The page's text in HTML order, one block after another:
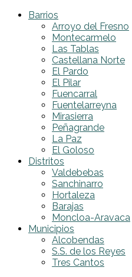
Barrios
Arroyo del Fresno
Montecarmelo
Las Tablas
Castellana Norte
El Pardo
El Pilar
Fuencarral
Fuentelarreyna
Mirasierra
Peñagrande
La Paz
El Goloso
Distritos
Valdebebas
Sanchinarro
Hortaleza
Barajas
Moncloa-Aravaca
Municipios
Alcobendas
S.S. de los Reyes
Tres Cantos